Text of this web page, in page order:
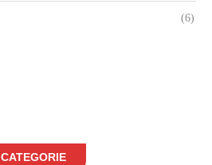
(6)
CATEGORIE